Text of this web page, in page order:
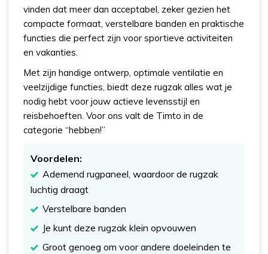
vinden dat meer dan acceptabel, zeker gezien het
compacte formaat, verstelbare banden en praktische
functies die perfect zijn voor sportieve activiteiten
en vakanties.
Met zijn handige ontwerp, optimale ventilatie en
veelzijdige functies, biedt deze rugzak alles wat je
nodig hebt voor jouw actieve levensstijl en
reisbehoeften. Voor ons valt de Timto in de
categorie “hebben!”
Voordelen:
Ademend rugpaneel, waardoor de rugzak
luchtig draagt
Verstelbare banden
Je kunt deze rugzak klein opvouwen
Groot genoeg om voor andere doeleinden te